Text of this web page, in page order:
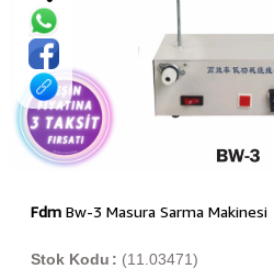
FdmBw-3 Masura Sarma Makinesi
(11.03471)
Stok Kodu